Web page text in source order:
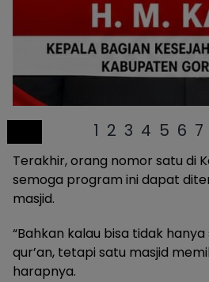
1 2 3 4 5 6 7
Terakhir, orang nomor satu di
semoga program ini dapat
masjid.
“Bahkan kalau bisa tidak
qur’an, tetapi satu masjid
harapnya.